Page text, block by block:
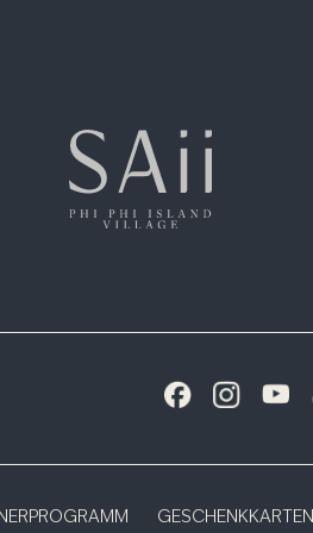
GESCHENKKARTEN